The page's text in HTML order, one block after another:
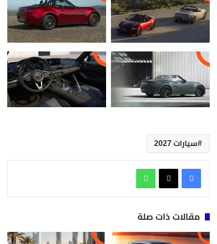
سيارات 2027
مقالات ذات صلة